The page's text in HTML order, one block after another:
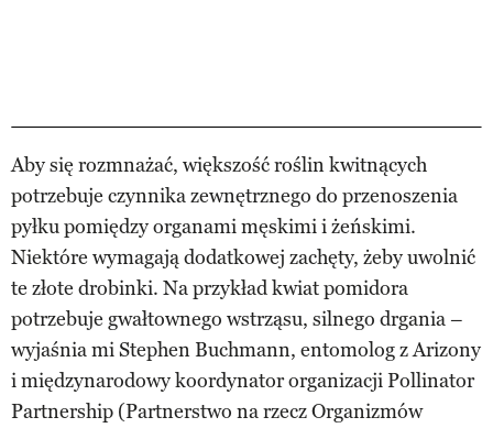
Aby się rozmnażać, większość roślin kwitnących
potrzebuje czynnika zewnętrznego do przenoszenia
pyłku pomiędzy organami męskimi i żeńskimi.
Niektóre wymagają dodatkowej zachęty, żeby uwolnić
te złote drobinki. Na przykład kwiat pomidora
potrzebuje gwałtownego wstrząsu, silnego drgania –
wyjaśnia mi Stephen Buchmann, entomolog z Arizony
i międzynarodowy koordynator organizacji Pollinator
Partnership (Partnerstwo na rzecz Organizmów